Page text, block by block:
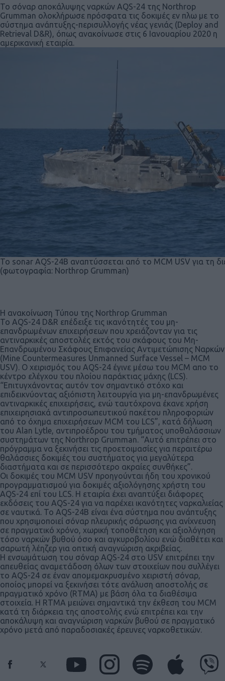
Το σόναρ αποκάλυψης ναρκών AQS-24 της Northrop
Grumman ολοκλήρωσε πρόσφατα τις δοκιμές εν πλω με το
σύστημα ανάπτυξης-περισυλλογής νέας γενιάς (Deploy and
Retrieval D&R), όπως ανακοίνωσε στις 6 Ιανουαρίου 2020 η
αμερικανική εταιρία.
To sonar AQS-24Β αναπτύσσεται από το MCM USV για τη
(φωτογραφία: Northrop Grumman)
Η ανακοίνωση Τύπου της Northrop Grumman
Το AQS-24 D&R επέδειξε τις ικανότητές του μη-
επανδρωμένων επιχειρήσεων που χρειάζονταν για τις
αντιναρκικές αποστολές εκτός του σκάφους του Μη-
Επανδρωμένου Σκάφους Επιφανείας Αντιμετώπισης Ναρκών
(Mine Countermeasures Unmanned Surface Vessel – MCM
USV). Ο χειρισμός του AQS-24 έγινε μέσω του MCM απο το
κέντρο ελέγχου του πλοίου παράκτιας μάχης (LCS).
“Επιτυγχάνοντας αυτόν τον σημαντικό στόχο και
επιδεικνύοντας αξιόπιστη λειτουργία για μη-επανδρωμένες
αντιναρκικές επιχειρήσεις, ενώ ταυτόχρονα έκανε χρήση
επιχειρησιακά αντιπροσωπευτικού πακέτου πληροφοριών
από το όχημα επιχειρήσεων MCM του LCS”, κατά δήλωση
του Alan Lytle, αντιπροέδρου του τμήματος υποθαλάσσιων
συστημάτων της Northrop Grumman. “Αυτό επιτρέπει στο
πρόγραμμα να ξεκινήσει τις προετοιμασίες για περαιτέρω
θαλάσσιες δοκιμές του συστήματος για μεγαλύτερα
διαστήματα και σε περισσότερο ακραίες συνθήκες”.
Οι δοκιμές του MCM USV προηγούνται ήδη του χρονικού
προγραμματισμού για δοκιμές αξιολόγησης χρήστη του
AQS-24 επί του LCS. Η εταιρία έχει αναπτύξει διάφορες
εκδόσεις του AQS-24 για να παρέχει ικανότητες ναρκαλιείας
σε ναυτικά. Το AQS-24B είναι ένα σύστημα που ανάπτυξης
που χρησιμοποιεί σόναρ πλευρικής σάρωσης για ανίχνευση
σε πραγματικό χρόνο, χωρική τοποθέτηση και αξιολόγηση
τόσο ναρκών βυθού όσο και αγκυροβολίου ενώ διαθέτει και
σαρωτή λέηζερ για οπτική αναγνώριση ακριβείας.
Η ενσωμάτωση του σόναρ AQS-24 στο USV επιτρέπει την
απευθείας αναμετάδοση όλων των στοιχείων που συλλέγει
το AQS-24 σε έναν απομεμακρυσμένο χειριστή σόναρ,
οποίος μπορεί να ξεκινήσει τότε ανάλυση αποστολής σε
πραγματικό χρόνο (RTMA) με βάση όλα τα διαθέσιμα
στοιχεία. Η RTMA μειώνει σημαντικά την έκθεση του MCM
κατά τη διάρκεια της αποστολής ενώ επιτρέπει και την
αποκάλυψη και αναγνώριση ναρκών βυθού σε πραγματικό
χρόνο μετά από παραδοσιακές έρευνες ναρκoθετικών.